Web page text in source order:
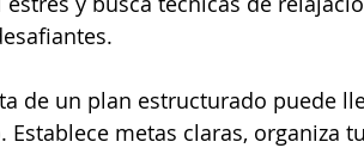
de un plan estructurado puede
metas claras, organiza